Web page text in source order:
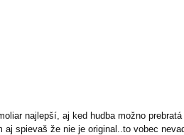
najlepší, aj ked hudba možno prebratá
spievaš že nie je original..to vobec